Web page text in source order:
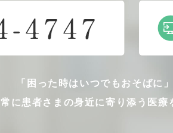
「困った時はいつでもおそばに
常に患者さまの身近に寄り添う医療